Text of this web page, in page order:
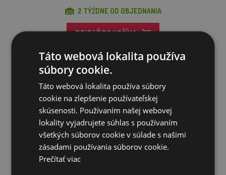
2 TÝŽDNE OD OBJEDNANIA
PRIDAŤ DO KOŠÍKA
Táto webová lokalita používa
súbory cookie.
Táto webová lokalita používa súbory
cookie na zlepšenie používateľskej
skúsenosti. Používaním našej webovej
lokality vyjadrujete súhlas s používaním
všetkých súborov cookie v súlade s našimi
zásadami používania súborov cookie.
Prečítať viac